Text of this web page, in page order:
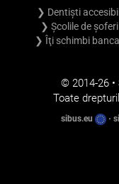
❯ Dentiști
❯ Școlile de șoferi
❯ Îţi schimbi
© 2014-26 •
Toate
sibus.eu •